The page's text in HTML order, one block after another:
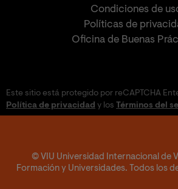
Condiciones de
Políticas de
Oficina de Buenas
Este sitio está protegido por reCAPTCHA
Política de privacidad y los Términos del
© VIU Universidad Internacional de
Formación y Universidades. Todos los